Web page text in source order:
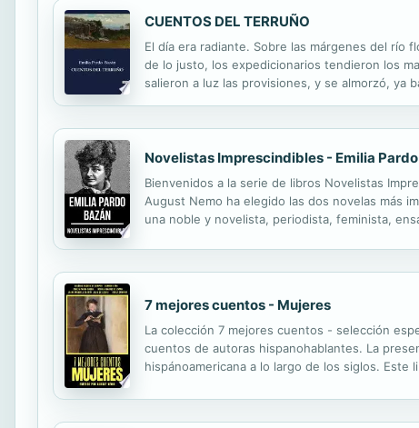
CUENTOS DEL TERRUÑO
El día era radiante. Sobre las márgenes del río
de lo justo, los expedicionarios tendieron los
salieron a luz las provisiones, y se almorzó,
Novelistas Imprescindibles - Emilia
Bienvenidos a la serie de libros Novelistas
August Nemo ha elegido las dos novelas más
una noble y novelista, periodista, feminista,
7 mejores cuentos - Mujeres
La colección 7 mejores cuentos - selección
cuentos de autoras hispanohablantes. La
hispánoamericana a lo largo de los siglos.